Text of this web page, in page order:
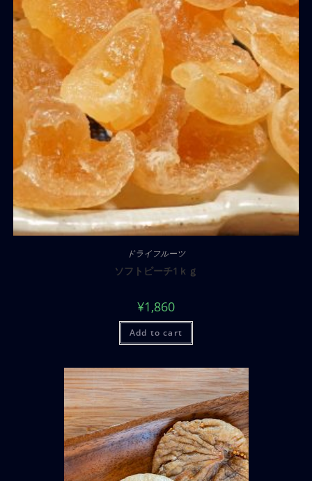
ドライフルーツ
ソフトピーチ1ｋｇ
¥1,860
Add to cart